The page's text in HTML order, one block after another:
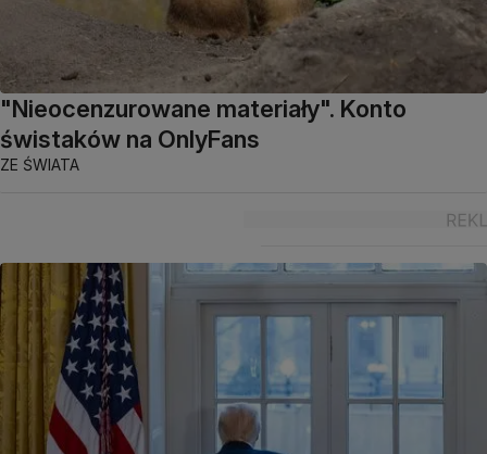
"Nieocenzurowane materiały". Konto
świstaków na OnlyFans
ZE ŚWIATA